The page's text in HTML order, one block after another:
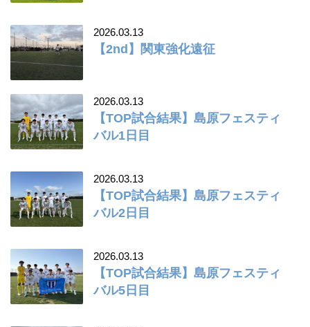
2026.03.13
【2nd】関東強化遠征
2026.03.13
【TOP試合結果】島原フェスティ
バル1日目
2026.03.13
【TOP試合結果】島原フェスティ
バル2日目
2026.03.13
【TOP試合結果】島原フェスティ
バル5日目